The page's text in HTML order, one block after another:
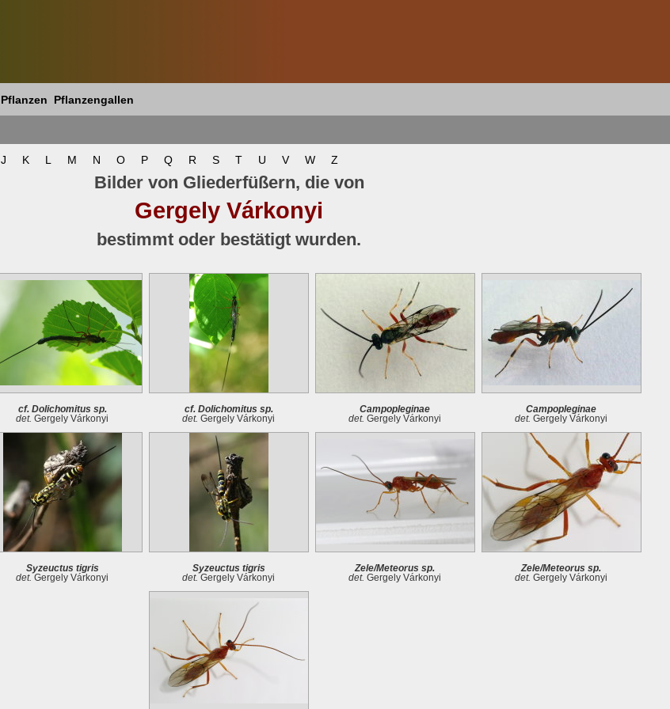
Pflanzen Pflanzengallen
J K L M N O P Q R S T U V W Z
Bilder von Gliederfüßern, die von
Gergely Várkonyi
bestimmt oder bestätigt wurden.
cf. Dolichomitus sp.
det. Gergely Várkonyi
cf. Dolichomitus sp.
det. Gergely Várkonyi
Campopleginae
det. Gergely Várkonyi
Campopleginae
det. Gergely Várkonyi
Syzeuctus tigris
det. Gergely Várkonyi
Syzeuctus tigris
det. Gergely Várkonyi
Zele/Meteorus sp.
det. Gergely Várkonyi
Zele/Meteorus sp.
det. Gergely Várkonyi